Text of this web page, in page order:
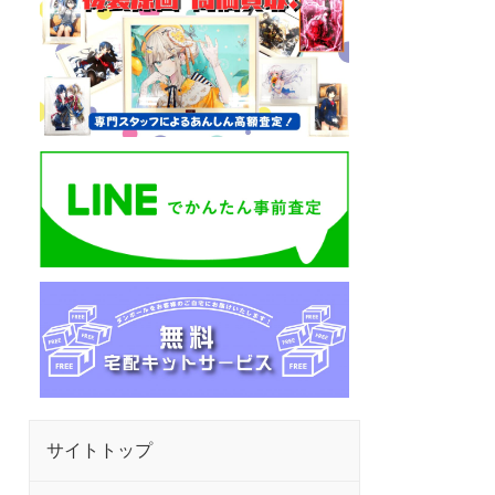
サイトトップ